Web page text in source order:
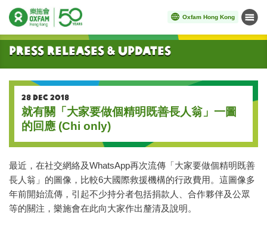
Oxfam Hong Kong Menu
Start main content
Press Releases & Updates
28 DEC 2018
就有關「大家要做個精明既善長人翁」一圖
的回應 (Chi only)
最近，在社交網絡及WhatsApp再次流傳「大家要做個精明既善
長人翁」的圖像，比較6大國際救援機構的行政費用。這圖像多
年前開始流傳，引起不少持分者包括捐款人、合作夥伴及公眾
等的關注，樂施會在此向大家作出釐清及說明。